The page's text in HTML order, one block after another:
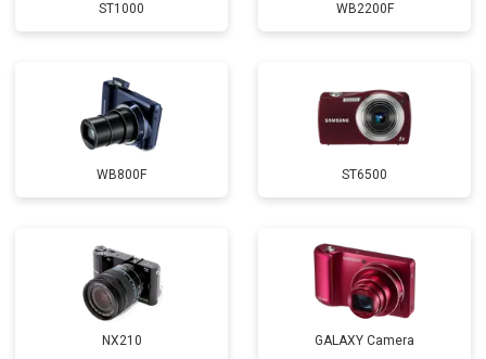
ST1000 WB2200F
WB800F ST6500
NX210 GALAXY Camera